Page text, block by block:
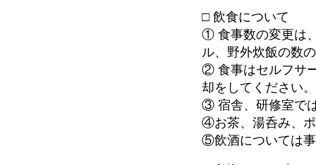
□ 飲食について
① 食事数の変更は
ル、野外炊飯の数
② 食事はセルフサ
却をしてください。
③ 宿舎、研修室で
④お茶、湯呑み、
⑤飲酒については